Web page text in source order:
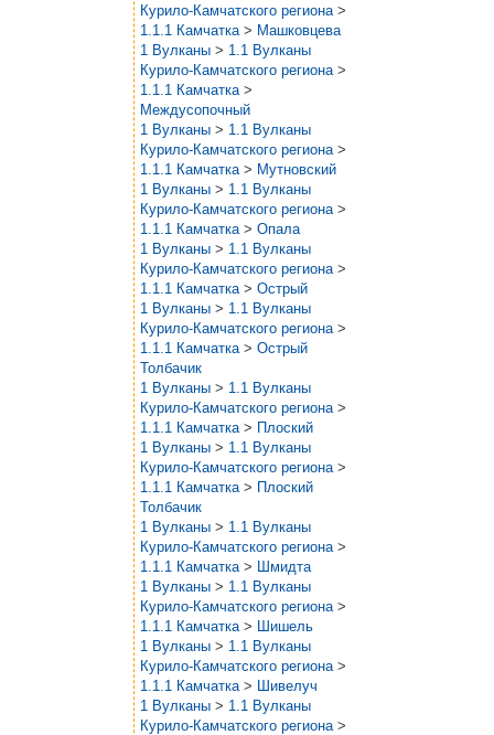
Курило-Камчатского региона >
1.1.1 Камчатка > Машковцева
1 Вулканы > 1.1 Вулканы
Курило-Камчатского региона >
1.1.1 Камчатка >
Междусопочный
1 Вулканы > 1.1 Вулканы
Курило-Камчатского региона >
1.1.1 Камчатка > Мутновский
1 Вулканы > 1.1 Вулканы
Курило-Камчатского региона >
1.1.1 Камчатка > Опала
1 Вулканы > 1.1 Вулканы
Курило-Камчатского региона >
1.1.1 Камчатка > Острый
1 Вулканы > 1.1 Вулканы
Курило-Камчатского региона >
1.1.1 Камчатка > Острый
Толбачик
1 Вулканы > 1.1 Вулканы
Курило-Камчатского региона >
1.1.1 Камчатка > Плоский
1 Вулканы > 1.1 Вулканы
Курило-Камчатского региона >
1.1.1 Камчатка > Плоский
Толбачик
1 Вулканы > 1.1 Вулканы
Курило-Камчатского региона >
1.1.1 Камчатка > Шмидта
1 Вулканы > 1.1 Вулканы
Курило-Камчатского региона >
1.1.1 Камчатка > Шишель
1 Вулканы > 1.1 Вулканы
Курило-Камчатского региона >
1.1.1 Камчатка > Шивелуч
1 Вулканы > 1.1 Вулканы
Курило-Камчатского региона >